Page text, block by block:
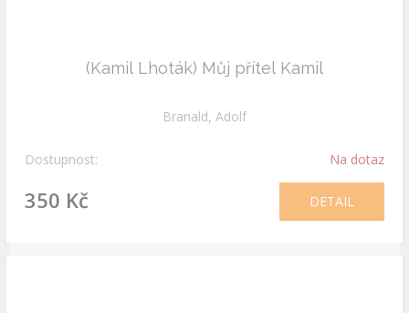
(Kamil Lhoták) Můj přítel Kamil
Branald, Adolf
Dostupnost: Na dotaz
350 Kč DETAIL